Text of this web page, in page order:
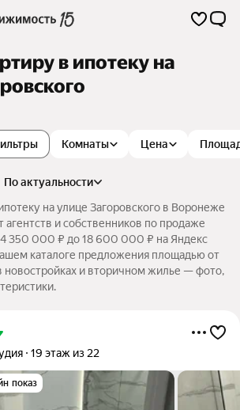
в ипотеку на
Комнаты Цена
по актуальности
на улице Загоровского в Воронеже
и собственников по продаже
4 350 000 ₽ до 18 600 000 ₽ на Яндекс
каталоге предложения площадью от
новостройках и вторичном жилье — фото,
19 этаж из 22
показ